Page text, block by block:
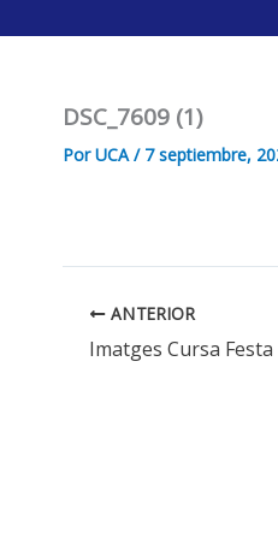
DSC_7609 (1)
PorUCA/ 7 septiembre,
ANTERIOR
Imatges Cursa